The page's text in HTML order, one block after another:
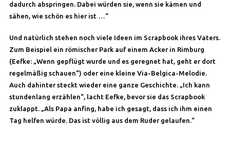
dadurch abspringen. Dabei würden sie, wenn sie kämen und
sähen, wie schön es hier ist …“
Und natürlich stehen noch viele Ideen im Scrapbook ihres Vaters.
Zum Beispiel ein römischer Park auf einem Acker in Rimburg
(Eefke: „Wenn gepflügt wurde und es geregnet hat, geht er dort
regelmäßig schauen“) oder eine kleine Via-Belgica-Melodie.
Auch dahinter steckt wieder eine ganze Geschichte. „Ich kann
stundenlang erzählen“, lacht Eefke, bevor sie das Scrapbook
zuklappt. „Als Papa anfing, habe ich gesagt, dass ich ihm einen
Tag helfen würde. Das ist völlig aus dem Ruder gelaufen.“